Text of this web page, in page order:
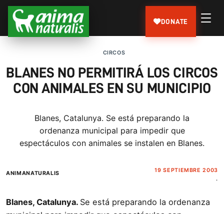
DONATE
CIRCOS
BLANES NO PERMITIRÁ LOS CIRCOS
CON ANIMALES EN SU MUNICIPIO
Blanes, Catalunya. Se está preparando la
ordenanza municipal para impedir que
espectáculos con animales se instalen en Blanes.
ANIMANATURALIS
19 SEPTIEMBRE 2003
.
Blanes, Catalunya. Se está preparando la ordenanza